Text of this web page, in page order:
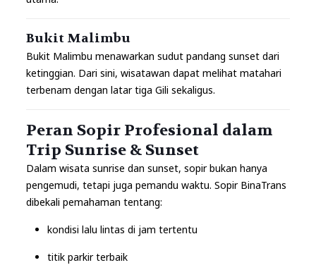
Bukit Malimbu
Bukit Malimbu menawarkan sudut pandang sunset dari
ketinggian. Dari sini, wisatawan dapat melihat matahari
terbenam dengan latar tiga Gili sekaligus.
Peran Sopir Profesional dalam
Trip Sunrise & Sunset
Dalam wisata sunrise dan sunset, sopir bukan hanya
pengemudi, tetapi juga pemandu waktu. Sopir BinaTrans
dibekali pemahaman tentang:
kondisi lalu lintas di jam tertentu
titik parkir terbaik